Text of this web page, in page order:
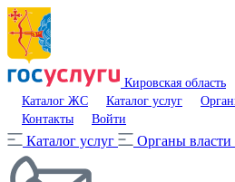
Кировская область
Каталог ЖС
Каталог услуг
Контакты
Войти
Каталог услуг Органы власти